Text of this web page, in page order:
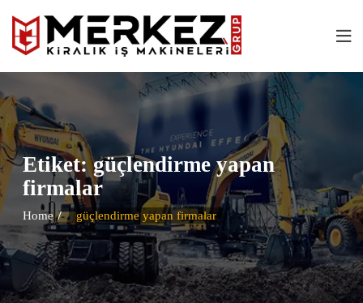
Etiket:güçlendirme yapan
firmalar
Home güçlendirme yapan firmalar